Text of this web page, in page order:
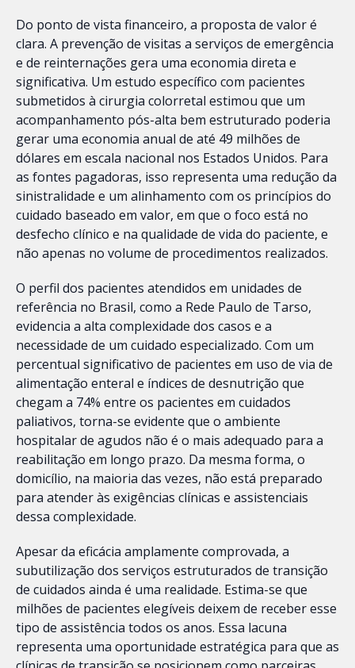
Do ponto de vista financeiro, a proposta de valor é
clara. A prevenção de visitas a serviços de emergência
e de reinternações gera uma economia direta e
significativa. Um estudo específico com pacientes
submetidos à cirurgia colorretal estimou que um
acompanhamento pós-alta bem estruturado poderia
gerar uma economia anual de até 49 milhões de
dólares em escala nacional nos Estados Unidos. Para
as fontes pagadoras, isso representa uma redução da
sinistralidade e um alinhamento com os princípios do
cuidado baseado em valor, em que o foco está no
desfecho clínico e na qualidade de vida do paciente, e
não apenas no volume de procedimentos realizados.
O perfil dos pacientes atendidos em unidades de
referência no Brasil, como a Rede Paulo de Tarso,
evidencia a alta complexidade dos casos e a
necessidade de um cuidado especializado. Com um
percentual significativo de pacientes em uso de via de
alimentação enteral e índices de desnutrição que
chegam a 74% entre os pacientes em cuidados
paliativos, torna-se evidente que o ambiente
hospitalar de agudos não é o mais adequado para a
reabilitação em longo prazo. Da mesma forma, o
domicílio, na maioria das vezes, não está preparado
para atender às exigências clínicas e assistenciais
dessa complexidade.
Apesar da eficácia amplamente comprovada, a
subutilização dos serviços estruturados de transição
de cuidados ainda é uma realidade. Estima-se que
milhões de pacientes elegíveis deixem de receber esse
tipo de assistência todos os anos. Essa lacuna
representa uma oportunidade estratégica para que as